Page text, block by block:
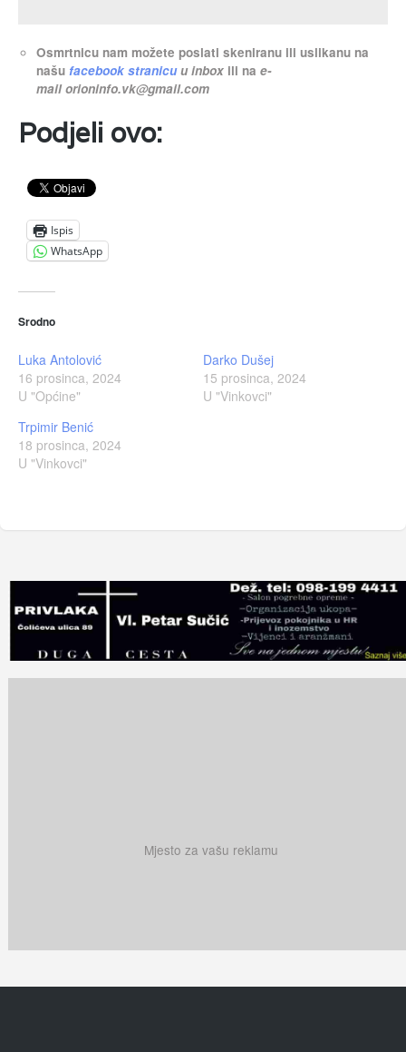
Osmrtnicu nam možete poslati skeniranu ili uslikanu na
našu facebook stranicuu inbox ili nae-
mailorioninfo.vk@gmail.com
Podjeli ovo:
Ispis
WhatsApp
Srodno
Luka Antolović
16 prosinca, 2024
U "Općine"
Darko Dušej
15 prosinca, 2024
U "Vinkovci"
Trpimir Benić
18 prosinca, 2024
U "Vinkovci"
Mjesto za vašu reklamu